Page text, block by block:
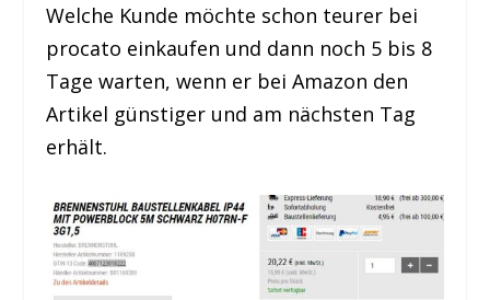
Welche Kunde möchte schon teurer bei
procato einkaufen und dann noch 5 bis 8
Tage warten, wenn er bei Amazon den
Artikel günstiger und am nächsten Tag
erhält.